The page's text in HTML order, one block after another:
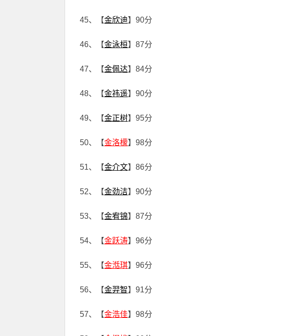
45、【金欣迪】90分
46、【金泳桓】87分
47、【金佩达】84分
48、【金祎遥】90分
49、【金正树】95分
50、【金洛檬】98分
51、【金介文】86分
52、【金劲洁】90分
53、【金宥锦】87分
54、【金跃涛】96分
55、【金湉琪】96分
56、【金羿智】91分
57、【金浩佳】98分